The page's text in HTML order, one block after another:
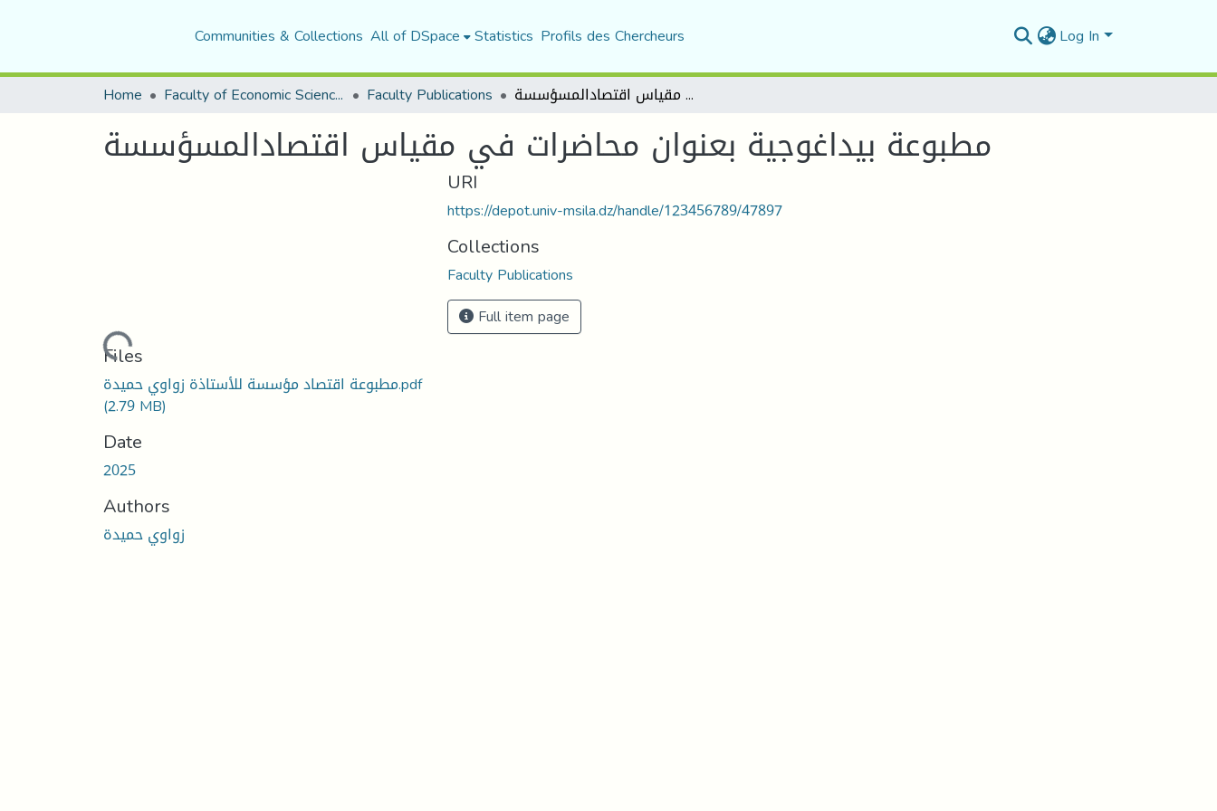
Communities & Collections All of DSpace Statistics Profils des Chercheurs Log In
Home Faculty of Economic Sciences, Commerce and Management Sciences Faculty Publications مطبوعة بيداغوجية بعنوان محاضرات في مقياس اقتصادالمسؤسسة
مطبوعة بيداغوجية بعنوان محاضرات في مقياس اقتصادالمسؤسسة
Loading...
Files
مطبوعة اقتصاد مؤسسة للأستاذة زواوي حميدة.pdf
(2.79 MB)
Date
2025
Authors
زواوي حميدة
URI
https://depot.univ-msila.dz/handle/123456789/47897
Collections
Faculty Publications
Full item page